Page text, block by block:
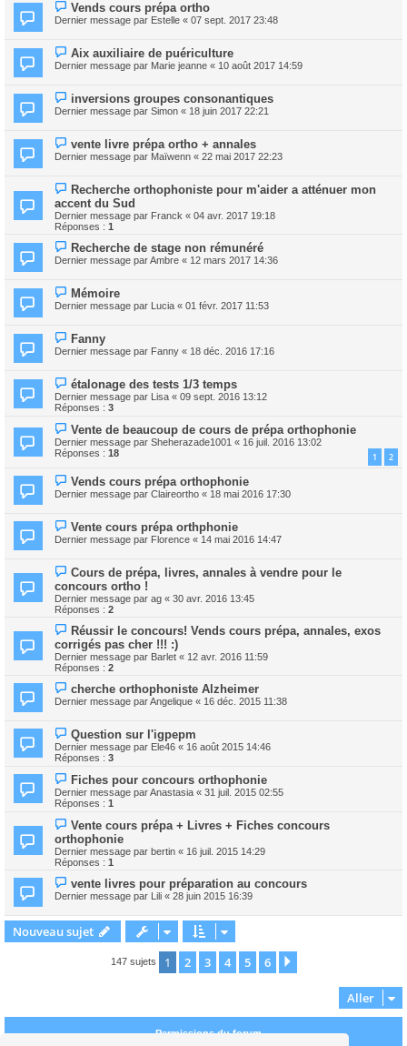
Vends cours prépa ortho
Dernier message par Estelle « 07 sept. 2017 23:48
Aix auxiliaire de puériculture
Dernier message par Marie jeanne « 10 août 2017 14:59
inversions groupes consonantiques
Dernier message par Simon « 18 juin 2017 22:21
vente livre prépa ortho + annales
Dernier message par Maïwenn « 22 mai 2017 22:23
Recherche orthophoniste pour m'aider a atténuer mon
accent du Sud
Dernier message par Franck « 04 avr. 2017 19:18
Réponses : 1
Recherche de stage non rémunéré
Dernier message parAmbre « 12 mars 2017 14:36
Mémoire
Dernier message par Lucia « 01 févr. 2017 11:53
Fanny
Dernier message par Fanny « 18 déc. 2016 17:16
étalonage des tests 1/3 temps
Dernier message par Lisa « 09 sept. 2016 13:12
Réponses : 3
Vente de beaucoup de cours de prépa orthophonie
Dernier message par Sheherazade1001 « 16 juil. 2016 13:02
Réponses : 18 1 2
Vends cours prépa orthophonie
Dernier message par Claireortho « 18 mai 2016 17:30
Vente cours prépa orthphonie
Dernier message par Florence « 14 mai 2016 14:47
Cours de prépa, livres, annales à vendre pour le
concours ortho !
Dernier message par ag « 30 avr. 2016 13:45
Réponses : 2
Réussir le concours! Vends cours prépa, annales, exos
corrigés pas cher !!! :)
Dernier message par Barlet « 12 avr. 2016 11:59
Réponses : 2
cherche orthophoniste Alzheimer
Dernier message parAngelique « 16 déc. 2015 11:38
Question sur l'igpepm
Dernier message par Ele46 « 16 août 2015 14:46
Réponses : 3
Fiches pour concours orthophonie
Dernier message parAnastasia « 31 juil. 2015 02:55
Réponses : 1
Vente cours prépa + Livres + Fiches concours
orthophonie
Dernier message par bertin « 16 juil. 2015 14:29
Réponses : 1
vente livres pour préparation au concours
Dernier message par Lili « 28 juin 2015 16:39
Nouveau sujet
147 sujets 1 2 3 4 5 6
Aller
Permissions du forum